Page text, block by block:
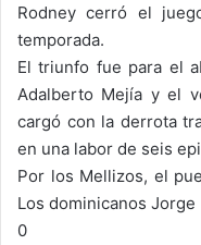
Rodney cerró el
temporada.
El triunfo fue para el
Adalberto Mejía y el
cargó con la derrota
en una labor de seis
Por los Mellizos, el
Los dominicanos
0